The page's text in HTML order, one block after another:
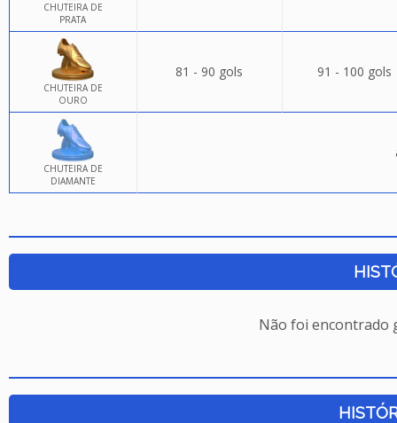
CHUTEIRA DE
PRATA
CHUTEIRA DE
OURO
81 - 90 gols 91 - 100 gols
CHUTEIRA DE
DIAMANTE
Não foi encontrado